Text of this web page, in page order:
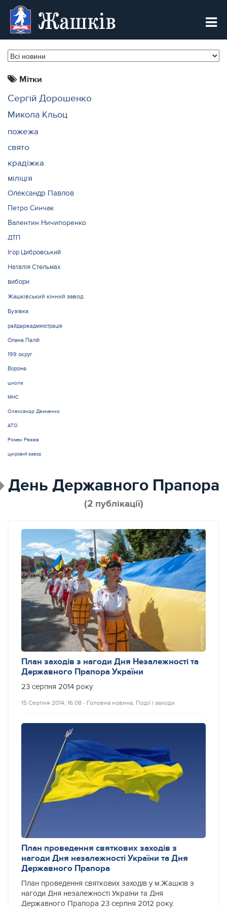
Жашків
Мітки
Сергій Дорошенко
Микола Кльоц
пожежа
свято
крадіжка
міліція
Олександр Павлов
Петро Синчак
Валентин Ничипоренко
ДТП
Ігор Цибровський
Наталія Стельмах
вибори
Жашківський кінний завод
Бузівка
райдержадміністрація
Олена Палій
199 округ
Вороне
школа
МНС
Олександр Демченко
АТО
Роман Ражев
цукровий завод
День Державного Прапора
(2 публікації)
План заходів з нагоди Дня Незалежності та
Державного Прапора України
23 серпня 2014 року
15 Серпня 2014, 16:08 ‐ Головна новина Події і заходи
План проведення святкових заходів з
нагоди Дня незалежності України та Дня
Державного Прапора
План проведення святкових заходів у м.Жашків з
нагоди Дня незалежності України та Дня
Державного Прапора 23 серпня 2012 року.